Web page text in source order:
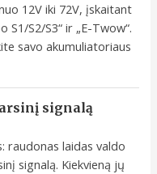
12V iki 72V, įskaitant
S1/S2/S3“ ir „E-Twow“.
savo akumuliatoriaus
signalą
raudonas laidas valdo
signalą. Kiekvieną jų